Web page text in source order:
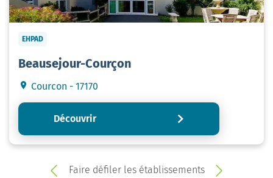
EHPAD
Beausejour-Courçon
Courcon - 17170
Découvrir
Faire défiler les établissements